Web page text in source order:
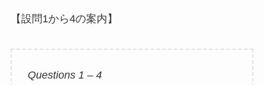
【設問1から4の案内】
Questions 1 – 4